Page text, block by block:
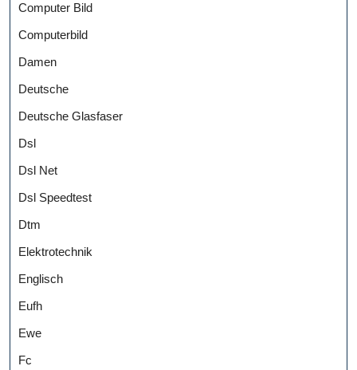
Computer Bild
Computerbild
Damen
Deutsche
Deutsche Glasfaser
Dsl
Dsl Net
Dsl Speedtest
Dtm
Elektrotechnik
Englisch
Eufh
Ewe
Fc